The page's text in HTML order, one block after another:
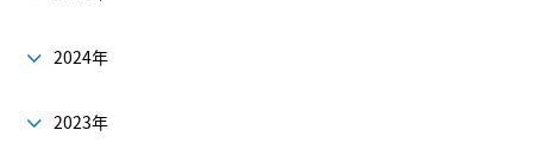
2024年
2023年